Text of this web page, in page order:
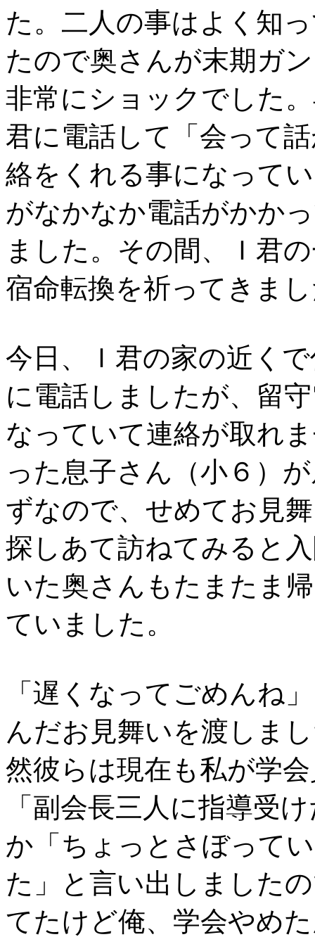
た。二人の事はよく知
たので奥さんが末期ガ
非常にショックでした
君に電話して「会って
絡をくれる事になって
がなかなか電話がかか
ました。その間、Ｉ君
宿命転換を祈ってきま
今日、Ｉ君の家の近く
に電話しましたが、留
なっていて連絡が取れ
った息子さん（小６）
ずなので、せめてお見
探しあて訪ねてみると
いた奥さんもたまたま
ていました。
「遅くなってごめんね
んだお見舞いを渡しま
然彼らは現在も私が学
「副会長三人に指導受
か「ちょっとさぼって
た」と言い出しました
てたけど俺、学会やめ